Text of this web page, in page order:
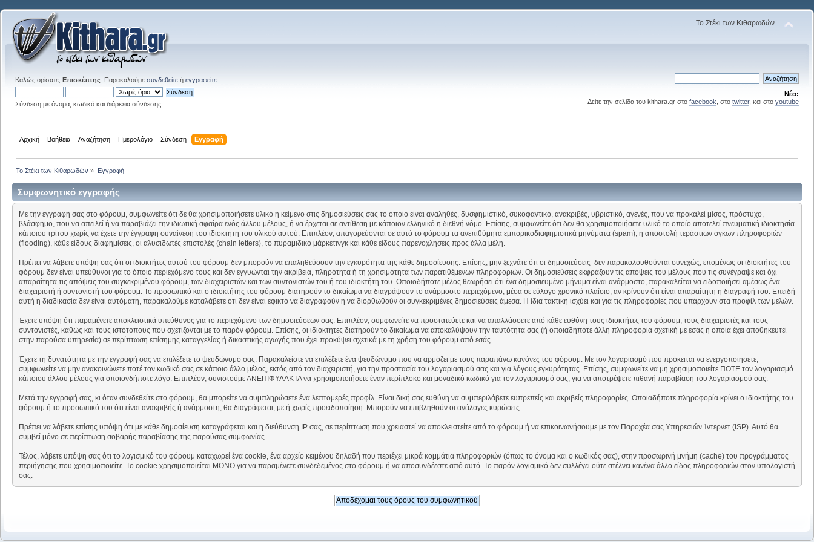
Το Στέκι των Κιθαρωδών
Καλώς ορίσατε, Επισκέπτης . Παρακαλούμε συνδεθείτε ή εγγραφείτε
Σύνδεση με όνομα, κωδικό και διάρκεια σύνδεσης
Νέα:
Δείτε την σελίδα του kithara.gr στο facebook , στο twitter, και στο youtube
Αρχική Βοήθεια Αναζήτηση Ημερολόγιο Σύνδεση Εγγραφή
Το Στέκι των Κιθαρωδών » Εγγραφή
Συμφωνητικό εγγραφής
Με την εγγραφή σας στο φόρουμ, συμφωνείτε ότι δε θα χρησιμοποιήσετε υλικό ή κείμενο στις δημοσιεύσεις σας το οποίο είναι αναληθές, δυσφημιστικό, συκοφαντικό, ανακριβές, υβριστικό, αγενές, που να προκαλεί μίσος, πρόστυχο,
βλάσφημο, που να απειλεί ή να παραβιάζει την ιδιωτική σφαίρα ενός άλλου μέλους, ή να έρχεται σε αντίθεση με κάποιον ελληνικό η διεθνή νόμο. Επίσης, συμφωνείτε ότι δεν θα χρησιμοποιήσετε υλικό το οποίο αποτελεί πνευματική ιδιοκτησία
κάποιου τρίτου χωρίς να έχετε την έγγραφη συναίνεση του ιδιοκτήτη του υλικού αυτού. Επιπλέον, απαγορεύονται σε αυτό το φόρουμ τα ανεπιθύμητα εμπορικοδιαφημιστικά μηνύματα (spam), η αποστολή τεράστιων όγκων πληροφοριών
(flooding), κάθε είδους διαφημίσεις, οι αλυσιδωτές επιστολές (chain letters), το πυραμιδικό μάρκετινγκ και κάθε είδους παρενοχλήσεις προς άλλα μέλη.
Πρέπει να λάβετε υπόψη σας ότι οι ιδιοκτήτες αυτού του φόρουμ δεν μπορούν να επαληθεύσουν την εγκυρότητα της κάθε δημοσίευσης. Επίσης, μην ξεχνάτε ότι οι δημοσιεύσεις δεν παρακολουθούνται συνεχώς, επομένως οι ιδιοκτήτες του
φόρουμ δεν είναι υπεύθυνοι για το όποιο περιεχόμενο τους και δεν εγγυώνται την ακρίβεια, πληρότητα ή τη χρησιμότητα των παρατιθέμενων πληροφοριών. Οι δημοσιεύσεις εκφράζουν τις απόψεις του μέλους που τις συνέγραψε και όχι
απαραίτητα τις απόψεις του συγκεκριμένου φόρουμ, των διαχειριστών και των συντονιστών του ή του ιδιοκτήτη του. Οποιοδήποτε μέλος θεωρήσει ότι ένα δημοσιευμένο μήνυμα είναι ανάρμοστο, παρακαλείται να ειδοποιήσει αμέσως ένα
διαχειριστή ή συντονιστή του φόρουμ. Το προσωπικό και ο ιδιοκτήτης του φόρουμ διατηρούν το δικαίωμα να διαγράψουν το ανάρμοστο περιεχόμενο, μέσα σε εύλογο χρονικό πλαίσιο, αν κρίνουν ότι είναι απαραίτητη η διαγραφή του. Επειδή
αυτή η διαδικασία δεν είναι αυτόματη, παρακαλούμε καταλάβετε ότι δεν είναι εφικτό να διαγραφούν ή να διορθωθούν οι συγκεκριμένες δημοσιεύσεις άμεσα. Η ίδια τακτική ισχύει και για τις πληροφορίες που υπάρχουν στα προφίλ των μελών.
Έχετε υπόψη ότι παραμένετε αποκλειστικά υπεύθυνος για το περιεχόμενο των δημοσιεύσεων σας. Επιπλέον, συμφωνείτε να προστατεύετε και να απαλλάσσετε από κάθε ευθύνη τους ιδιοκτήτες του φόρουμ, τους διαχειριστές και τους
συντονιστές, καθώς και τους ιστότοπους που σχετίζονται με το παρόν φόρουμ. Επίσης, οι ιδιοκτήτες διατηρούν το δικαίωμα να αποκαλύψουν την ταυτότητα σας (ή οποιαδήποτε άλλη πληροφορία σχετική με εσάς η οποία έχει αποθηκευτεί
στην παρούσα υπηρεσία) σε περίπτωση επίσημης καταγγελίας ή δικαστικής αγωγής που έχει προκύψει σχετικά με τη χρήση του φόρουμ από εσάς.
Έχετε τη δυνατότητα με την εγγραφή σας να επιλέξετε το ψευδώνυμό σας. Παρακαλείστε να επιλέξετε ένα ψευδώνυμο που να αρμόζει με τους παραπάνω κανόνες του φόρουμ. Με τον λογαριασμό που πρόκειται να ενεργοποιήσετε,
συμφωνείτε να μην ανακοινώνετε ποτέ τον κωδικό σας σε κάποιο άλλο μέλος, εκτός από τον διαχειριστή, για την προστασία του λογαριασμού σας και για λόγους εγκυρότητας. Επίσης, συμφωνείτε να μη χρησιμοποιείτε ΠΟΤΕ τον λογαριασμό
κάποιου άλλου μέλους για οποιονδήποτε λόγο. Επιπλέον, συνιστούμε ΑΝΕΠΙΦΥΛΑΚΤΑ να χρησιμοποιήσετε έναν περίπλοκο και μοναδικό κωδικό για τον λογαριασμό σας, για να αποτρέψετε πιθανή παραβίαση του λογαριασμού σας.
Μετά την εγγραφή σας, κι όταν συνδεθείτε στο φόρουμ, θα μπορείτε να συμπληρώσετε ένα λεπτομερές προφίλ. Είναι δική σας ευθύνη να συμπεριλάβετε ευπρεπείς και ακριβείς πληροφορίες. Οποιαδήποτε πληροφορία κρίνει ο ιδιοκτήτης του
φόρουμ ή το προσωπικό του ότι είναι ανακριβής ή ανάρμοστη, θα διαγράφεται, με ή χωρίς προειδοποίηση. Μπορούν να επιβληθούν οι ανάλογες κυρώσεις.
Πρέπει να λάβετε επίσης υπόψη ότι με κάθε δημοσίευση καταγράφεται και η διεύθυνση IP σας, σε περίπτωση που χρειαστεί να αποκλειστείτε από το φόρουμ ή να επικοινωνήσουμε με τον Παροχέα σας Υπηρεσιών Ίντερνετ (ISP). Αυτό θα
συμβεί μόνο σε περίπτωση σοβαρής παραβίασης της παρούσας συμφωνίας.
Τέλος, λάβετε υπόψη σας ότι το λογισμικό του φόρουμ καταχωρεί ένα cookie, ένα αρχείο κειμένου δηλαδή που περιέχει μικρά κομμάτια πληροφοριών (όπως το όνομα και ο κωδικός σας), στην προσωρινή μνήμη (cache) του προγράμματος
περιήγησης που χρησιμοποιείτε. Το cookie χρησιμοποιείται ΜΟΝΟ για να παραμένετε συνδεδεμένος στο φόρουμ ή να αποσυνδέεστε από αυτό. Το παρόν λογισμικό δεν συλλέγει ούτε στέλνει κανένα άλλο είδος πληροφοριών στον υπολογιστή
σας.